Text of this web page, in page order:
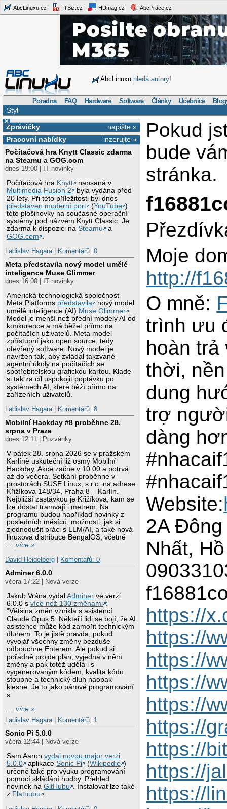
AbcLinuxu.cz ITBiz.cz HDmag.cz AbcPráce.cz
AbcLinuxu hledá autory!
Poradna FAQ Hardware Software Články Učebnice
Styl
×
napište »
Zprávičky
inzerujte »
Pracovní nabídky
Počítačová hra Knytt Classic zdarma
na Steamu a GOG.com
dnes 19:00 | IT novinky
Počítačová hra Knytt
napsaná v
Multimedia Fusion 2
byla vydána před
20 lety. Při této příležitosti byl dnes
představen moderní port
(YouTube )
této plošinovky na současné operační
systémy pod názvem Knytt Classic. Je
zdarma k dispozici naSteamu
a
GOG.com
Ladislav Hagara| Komentářů: 0
Meta představila nový model umělé
inteligence Muse Glimmer
dnes 16:00 | IT novinky
Americká technologická společnost
Meta Platforms představila
nový model
umělé inteligence (AI) Muse Glimmer
Model je menší než přední modely AI od
konkurence a má běžet přímo na
počítačích uživatelů. Meta model
zpřístupní jako open source, tedy
otevřený software. Nový model je
navržen tak, aby zvládal takzvané
agentní úkoly na počítačích se
spotřebitelskou grafickou kartou. Klade
si tak za cíl uspokojit poptávku po
systémech AI, které běží přímo na
zařízeních uživatelů.
Ladislav Hagara| Komentářů: 8
Mobilní Hackday #8 proběhne 28.
srpna v Praze
dnes 12:11 | Pozvánky
V pátek 28. srpna 2026 se v pražském
Karlíně uskuteční již osmý Mobilní
Hackday. Akce začne v 10:00 a potrvá
až do večera. Setkání proběhne v
prostorách SUSE Linux, s.r.o. na adrese
Křižíkova 148/34, Praha 8 – Karlín.
Nejbližší zastávkou je Křižíkova, kam se
lze dostat tramvají i metrem. Na
programu budou například novinky z
posledních měsíců, možnosti, jak si
zjednodušit práci s LLM/AI, a také nová
linuxová distribuce BengalOS, včetně
…více »
David Heidelberg
Komentářů: 0
Adminer 6.0.0
včera 17:22 | Nová verze
Jakub Vrána vydalAdminer ve verzi
6.0.0 svíce než 130 změnami :
"Většina změn vznikla s asistencí
Claude Opus 5. Někteří lidi se bojí, že AI
asistence může kód zamořit technickým
dluhem. To je jistě pravda, pokud
vývojář všechny změny bezduše
odbouchne Enterem. Ale pokud si
pořádně projde plán, vyjedná v něm
změny a pak totéž udělá i s
vygenerovaným kódem, kvalita kódu
stoupne a technický dluh naopak
klesne. Je to jako párové programování
s
…více »
Ladislav Hagara
Komentářů: 1
Sonic Pi 5.0.0
včera 12:44 | Nová verze
Sam Aaronvydal novou major verzi
5.0.0
aplikaceSonic Pi (Wikipedie )
určené také pro výuku programování
pomocí skládání hudby. Přehled
novinek naGitHubu . Instalovat lze také
z Flathubu .
Pokud
bude
stránka.
Moje
http://
O mně:
trình ưu
hoàn trả
thời,
dung
trợ
dàng
Website:
2A
Nhất,
https://
https://
https://
https://
https://
https://
https://
https://
https://